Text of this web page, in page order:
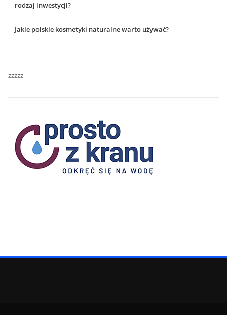
rodzaj inwestycji?
Jakie polskie kosmetyki naturalne warto używać?
zzzzz